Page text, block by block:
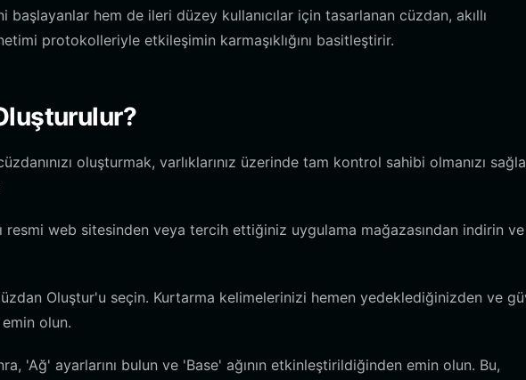
başlayanlar hem de ileri düzey kullanıcılar için tasarlanan cüzdan, akıllı
protokolleriyle etkileşimin karmaşıklığını basitleştirir.
oluşturmak, varlıklarınız üzerinde tam kontrol sahibi olmanızı
resmi web sitesinden veya tercih ettiğiniz uygulama mağazasından indirin ve
Oluştur'u seçin. Kurtarma kelimelerinizi hemen yedeklediğinizden ve
emin olun.
'Ağ' ayarlarını bulun ve 'Base' ağının etkinleştirildiğinden emin olun. Bu,